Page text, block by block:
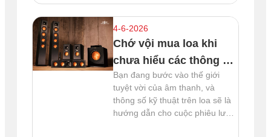
4-6-2026
Chớ vội mua loa khi
chưa hiểu các thông số
kĩ thuật trên loa này
nhé!
Bạn đang bước vào thế giới
tuyệt vời của âm thanh, và
thông số kỹ thuật trên loa sẽ là
hướng dẫn cho cuộc phiêu lưu